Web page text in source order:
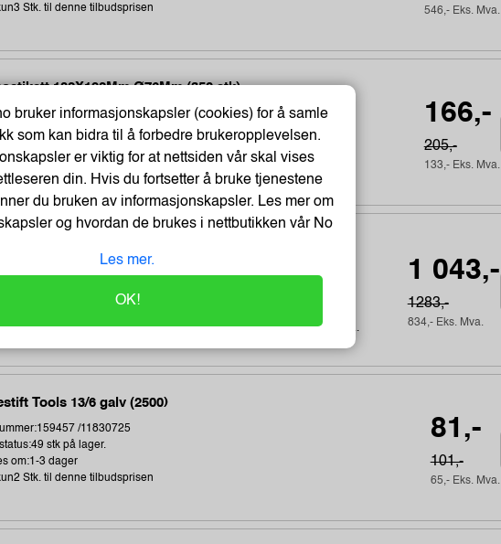
Stk. til denne tilbudsprisen
546,- Eks. Mva.
102X192Mm Ø76Mm (350 stk)
/1315306-002
stk på lager.
Stk. til denne tilbudsprisen
166,-
205,-
133,- Eks. Mva.
/BDL7J000102058
stk på lager.
- Produktet kan ikke bli returnert eller kansellert etter ordrebek...
1 043,-
1283,-
834,- Eks. Mva.
Tools 13/6 galv (2500)
/11830725
stk på lager.
om:1-3 dager
Stk. til denne tilbudsprisen
81,-
101,-
65,- Eks. Mva.
bruker informasjonskapsler (cookies) for å samle
som kan bidra til å forbedre brukeropplevelsen.
er viktig for at nettsiden vår skal vises
din. Hvis du fortsetter å bruke tjenestene
du bruken av informasjonskapsler. Les mer om
og hvordan de brukes i nettbutikken vårNo
Les mer.
OK!